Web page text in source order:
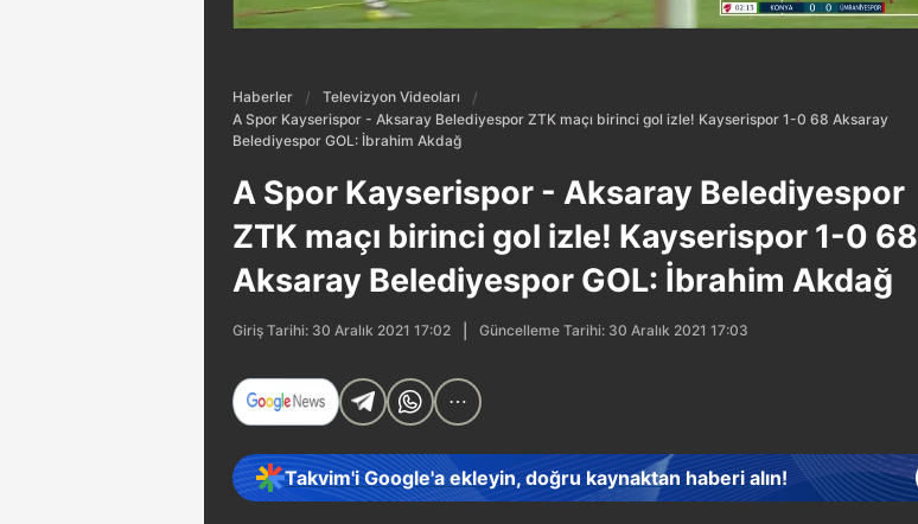
Haberler
Televizyon Videoları
A Spor Kayserispor - Aksaray Belediyespor ZTK maçı birinci gol izle! Kayserispor 1-0 68 Aksaray
Belediyespor GOL: İbrahim Akdağ
A Spor Kayserispor - Aksaray Belediyespor
ZTK maçı birinci gol izle! Kayserispor 1-0 68
Aksaray Belediyespor GOL: İbrahim Akdağ
Giriş Tarihi: 30 Aralık 2021 17:02 Güncelleme Tarihi: 30 Aralık 2021 17:03
Takvim'i Google'a ekleyin, doğru kaynaktan haberi alın!